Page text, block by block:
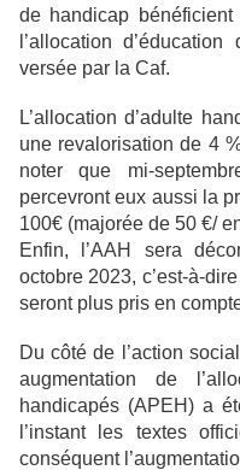
de handicap
l’allocation
versée par la Caf.
L’allocation d’adulte
une revalorisation de 4
noter que mi-
percevront eux aussi la
100€ (majorée de 50 €/
Enfin, l’AAH sera
octobre 2023, c’est-à-
seront plus pris en
Du côté de l’action
augmentation de
handicapés (APEH) a
l’instant les textes
conséquent